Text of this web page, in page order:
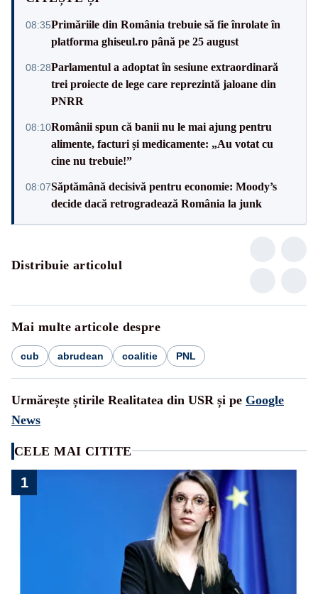
08:35Primăriile din România trebuie să fie înrolate în
platforma ghiseul.ro până pe 25 august
08:28Parlamentul a adoptat în sesiune extraordinară
trei proiecte de lege care reprezintă jaloane din
PNRR
08:10Românii spun că banii nu le mai ajung pentru
alimente, facturi și medicamente: „Au votat cu
cine nu trebuie!”
08:07Săptămână decisivă pentru economie: Moody’s
decide dacă retrogradează România la junk
Distribuie articolul
Mai multe articole despre
cub abrudean coalitie PNL
Urmărește știrile Realitatea din USR și pe Google
News
CELE MAI CITITE
1